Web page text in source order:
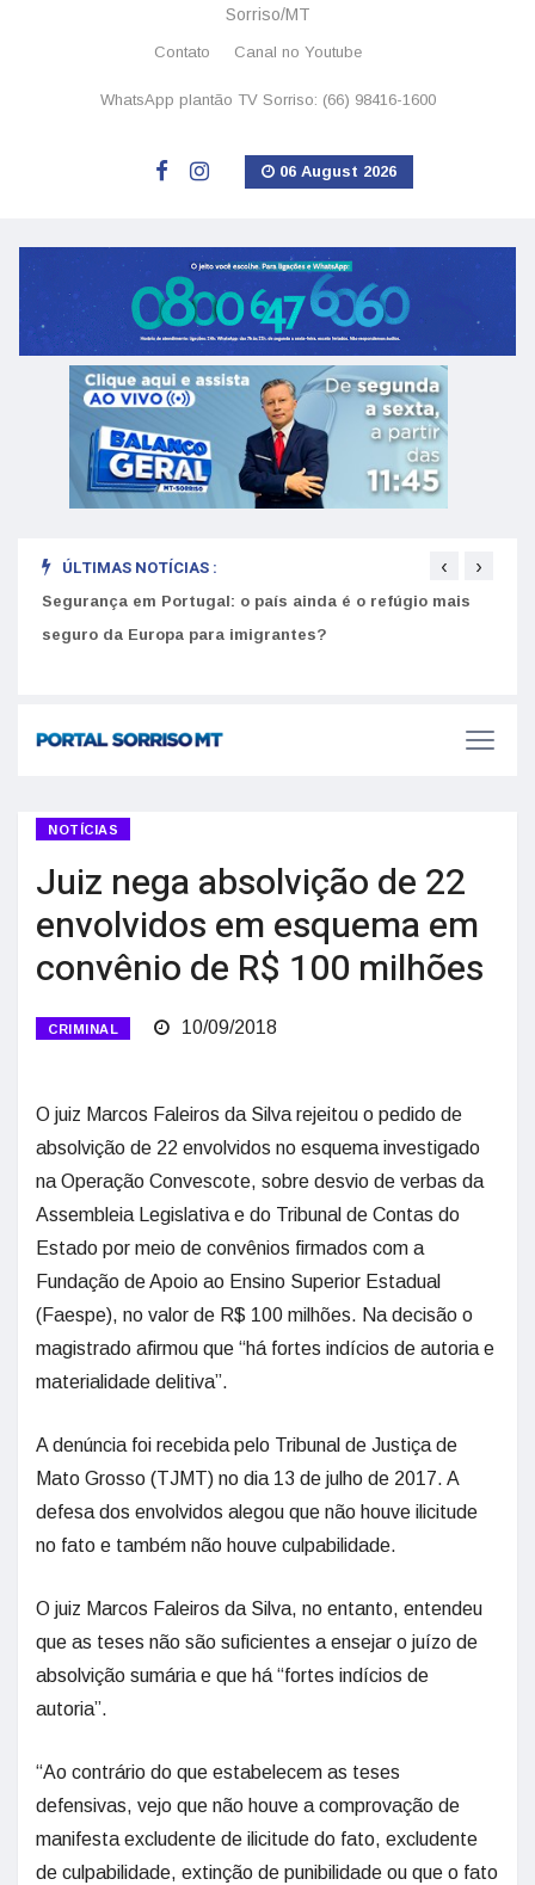
Sorriso/MT
Contato Canal no Youtube
WhatsApp plantão TV Sorriso: (66) 98416-1600
06 August 2026
ÚLTIMAS NOTÍCIAS :
Segurança em Portugal: o país ainda é o refúgio mais
seguro da Europa para imigrantes?
‹ ›
NOTÍCIAS
Juiz nega absolvição de 22
envolvidos em esquema em
convênio de R$ 100 milhões
CRIMINAL 10/09/2018
O juiz Marcos Faleiros da Silva rejeitou o pedido de
absolvição de 22 envolvidos no esquema investigado
na Operação Convescote, sobre desvio de verbas da
Assembleia Legislativa e do Tribunal de Contas do
Estado por meio de convênios firmados com a
Fundação de Apoio ao Ensino Superior Estadual
(Faespe), no valor de R$ 100 milhões. Na decisão o
magistrado afirmou que “há fortes indícios de autoria e
materialidade delitiva”.
A denúncia foi recebida pelo Tribunal de Justiça de
Mato Grosso (TJMT) no dia 13 de julho de 2017. A
defesa dos envolvidos alegou que não houve ilicitude
no fato e também não houve culpabilidade.
O juiz Marcos Faleiros da Silva, no entanto, entendeu
que as teses não são suficientes a ensejar o juízo de
absolvição sumária e que há “fortes indícios de
autoria”.
“Ao contrário do que estabelecem as teses
defensivas, vejo que não houve a comprovação de
manifesta excludente de ilicitude do fato, excludente
de culpabilidade, extinção de punibilidade ou que o fato